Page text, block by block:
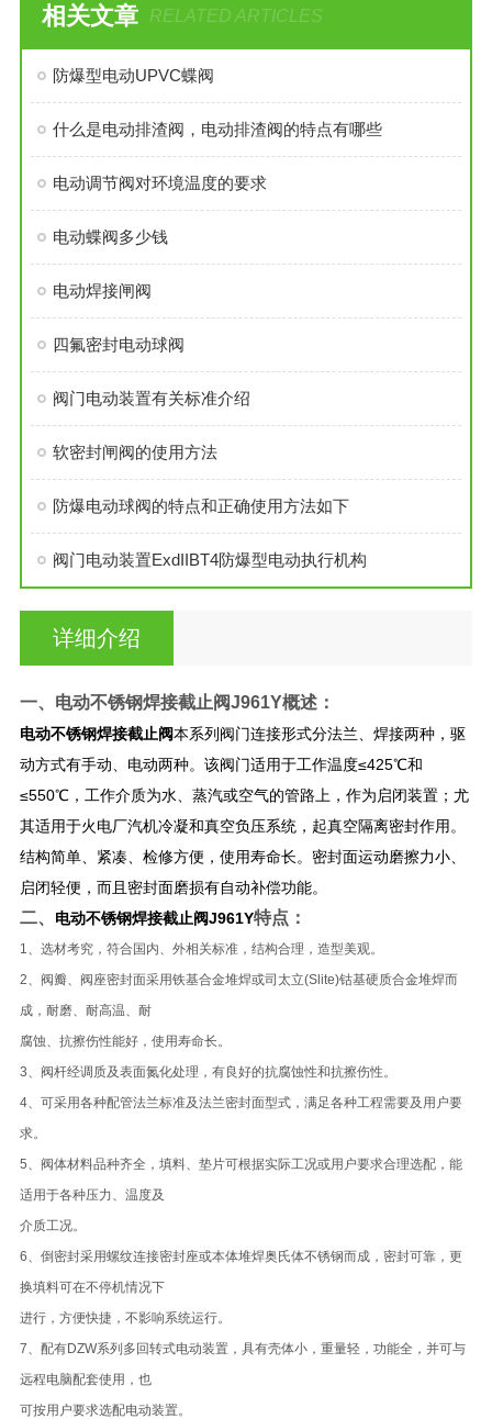
相关文章 RELATED ARTICLES
防爆型电动UPVC蝶阀
什么是电动排渣阀，电动排渣阀的特点有哪些
电动调节阀对环境温度的要求
电动蝶阀多少钱
电动焊接闸阀
四氟密封电动球阀
阀门电动装置有关标准介绍
软密封闸阀的使用方法
防爆电动球阀的特点和正确使用方法如下
阀门电动装置ExdIIBT4防爆型电动执行机构
详细介绍
一、 电动不锈钢焊接截止阀J961Y概述：
电动不锈钢焊接截止阀本系列阀门连接形式分法兰、焊接两种，驱
动方式有手动、电动两种。该阀门适用于工作温度≤425℃和
≤550℃，工作介质为水、蒸汽或空气的管路上，作为启闭装置；尤
其适用于火电厂汽机冷凝和真空负压系统，起真空隔离密封作用。
结构简单、紧凑、检修方便，使用寿命长。密封面运动磨擦力小、
启闭轻便，而且密封面磨损有自动补偿功能。
二、 电动不锈钢焊接截止阀J961Y特点：
1、选材考究，符合国内、外相关标准，结构合理，造型美观。
2、阀瓣、阀座密封面采用铁基合金堆焊或司太立(Slite)钴基硬质合金堆焊而
成，耐磨、耐高温、耐
腐蚀、抗擦伤性能好，使用寿命长。
3、阀杆经调质及表面氮化处理，有良好的抗腐蚀性和抗擦伤性。
4、可采用各种配管法兰标准及法兰密封面型式，满足各种工程需要及用户要
求。
5、阀体材料品种齐全，填料、垫片可根据实际工况或用户要求合理选配，能
适用于各种压力、温度及
介质工况。
6、倒密封采用螺纹连接密封座或本体堆焊奥氏体不锈钢而成，密封可靠，更
换填料可在不停机情况下
进行，方便快捷，不影响系统运行。
7、配有DZW系列多回转式电动装置，具有壳体小，重量轻，功能全，并可与
远程电脑配套使用，也
可按用户要求选配电动装置。